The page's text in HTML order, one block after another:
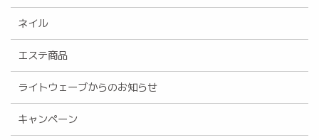
ネイル
エステ商品
ライトウェーブからのお知らせ
キャンペーン